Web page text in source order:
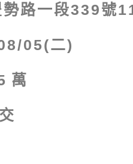
路一段339號
05(二)
萬